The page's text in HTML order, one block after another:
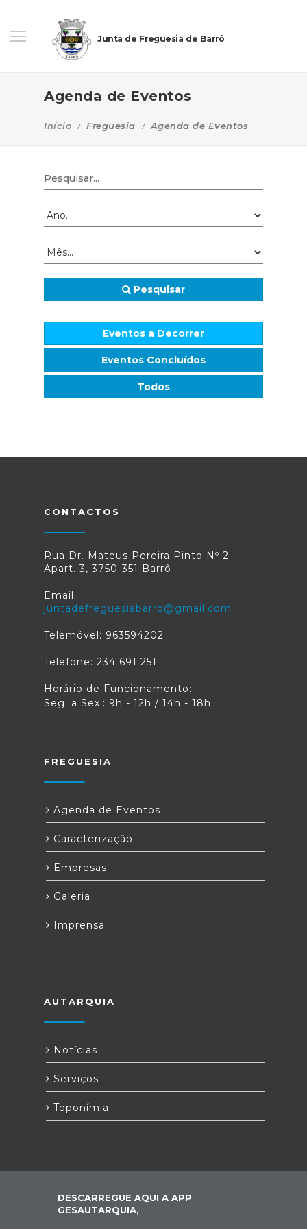
Junta de Freguesia de Barrô
Agenda de Eventos
Início Freguesia Agenda de Eventos
Pesquisar
Eventos a Decorrer
Eventos Concluídos
Todos
CONTACTOS
Rua Dr. Mateus Pereira Pinto Nº 2
Apart. 3, 3750-351 Barrô
Email:
juntadefreguesiabarro@gmail.com
Telemóvel: 963594202
Telefone: 234 691 251
Horário de Funcionamento:
Seg. a Sex.: 9h - 12h / 14h - 18h
FREGUESIA
Agenda de Eventos
Caracterização
Empresas
Galeria
Imprensa
AUTARQUIA
Notícias
Serviços
Toponímia
DESCARREGUE AQUI A APP
GESAUTARQUIA,